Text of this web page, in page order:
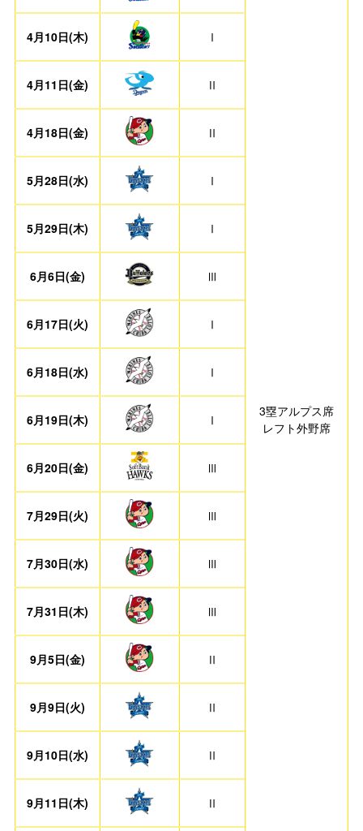
3塁アルプス席
レフト外野席
4月10日(木) Ⅰ
4月11日(金) Ⅱ
4月18日(金) Ⅱ
5月28日(水) Ⅰ
5月29日(木) Ⅰ
6月6日(金) Ⅲ
6月17日(火) Ⅰ
6月18日(水) Ⅰ
6月19日(木) Ⅰ
6月20日(金) Ⅲ
7月29日(火) Ⅲ
7月30日(水) Ⅲ
7月31日(木) Ⅲ
9月5日(金) Ⅱ
9月9日(火) Ⅱ
9月10日(水) Ⅱ
9月11日(木) Ⅱ